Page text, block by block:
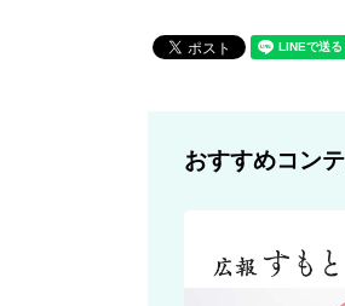
おすすめコン